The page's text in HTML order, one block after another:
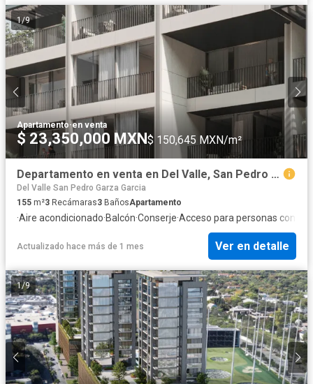
1/9
Apartamento·en venta
$ 23,350,000 MXN$ 150,645 MXN/m²
Departamento en venta en Del Valle, San Pedro Garza García, Nuevo León
Del Valle San Pedro Garza Garcia
155 m²3 Recámaras3 BañosApartamento
·Aire acondicionado·Balcón·Conserje·Acceso para personas con
Actualizado hace más de 1 mes Ver en detalle
1/9